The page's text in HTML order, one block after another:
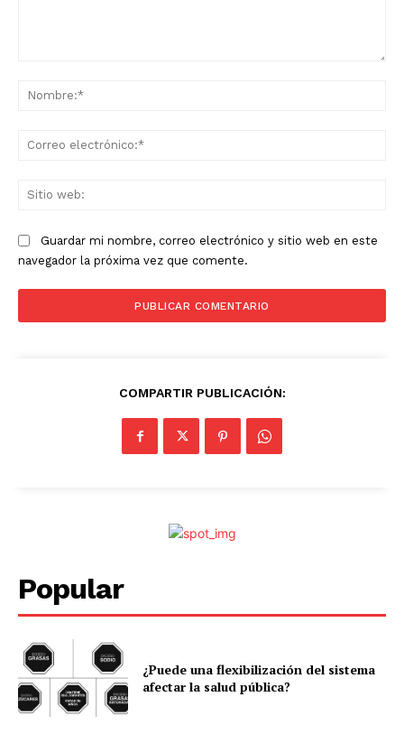
Guardar mi nombre, correo electrónico y sitio web en este
navegador la próxima vez que comente.
COMPARTIR PUBLICACIÓN:
Popular
¿Puede una flexibilización del sistema
afectar la salud pública?